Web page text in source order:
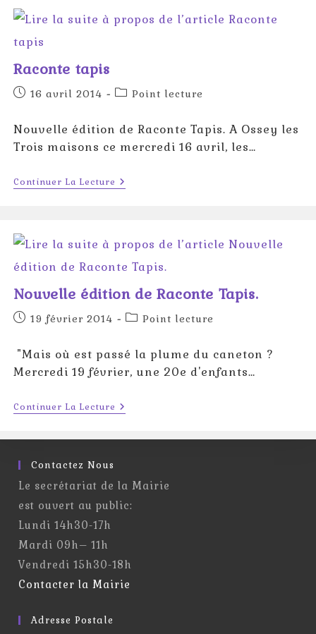
LOUCHEUR
Raconte tapis
Publication
16 avril 2014
PostPoint lecture
Nouvelle édition de Raconte Tapis. A Ossey les
Trois maisons ce mercredi 16 avril, les…
Continuer La Lecture Raconte
Tapis
Nouvelle édition de Raconte Tapis.
Publication
19 février 2014
PostPoint lecture
"Mais où est passé la plume du caneton ?
Mercredi 19 février, une 20e d'enfants…
Continuer La Lecture Nouvelle
Édition
Raconte
Contactez Nous
Le secrétariat de la Mairie
est ouvert au public:
Lundi 14h30-17h
Mardi 09h– 11h
Vendredi 15h30-18h
Contacter la Mairie
Adresse Postale